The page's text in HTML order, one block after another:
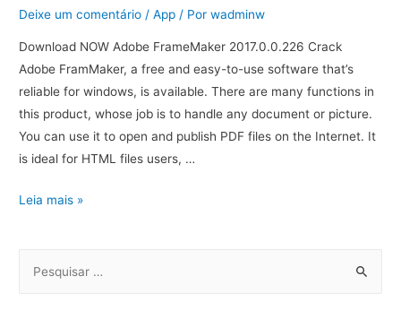
Deixe um comentário /App / Porwadminw
Download NOW Adobe FrameMaker 2017.0.0.226 Crack
Adobe FramMaker, a free and easy-to-use software that’s
reliable for windows, is available. There are many functions in
this product, whose job is to handle any document or picture.
You can use it to open and publish PDF files on the Internet. It
is ideal for HTML files users, …
Leia mais »